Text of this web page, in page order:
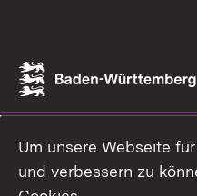
Um unsere Webseite
und verbessern zu